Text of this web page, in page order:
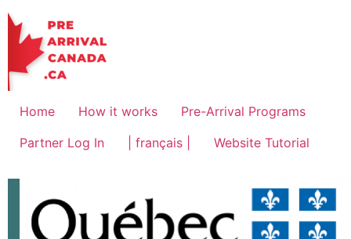
Home How it works
Pre-Arrival Programs
Partner Log In
| français | Website Tutorial